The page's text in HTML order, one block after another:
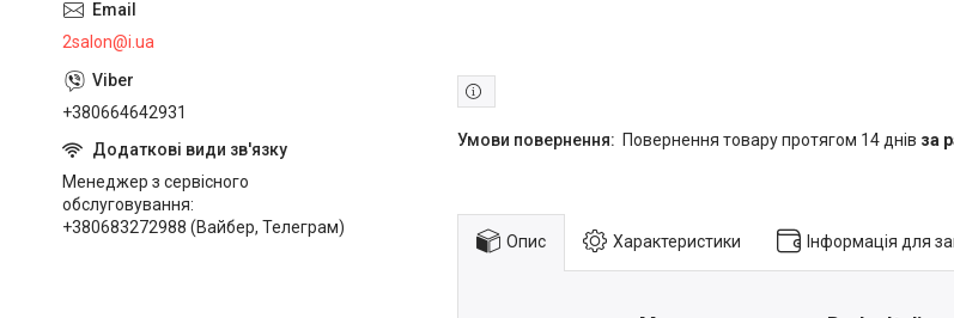
повернення товару протягом 14 днів за
Опис Характеристики Інформація для
2salon@i.ua
+380664642931
Менеджер з сервісного
обслуговування
+380683272988 (Вайбер, Телеграм)